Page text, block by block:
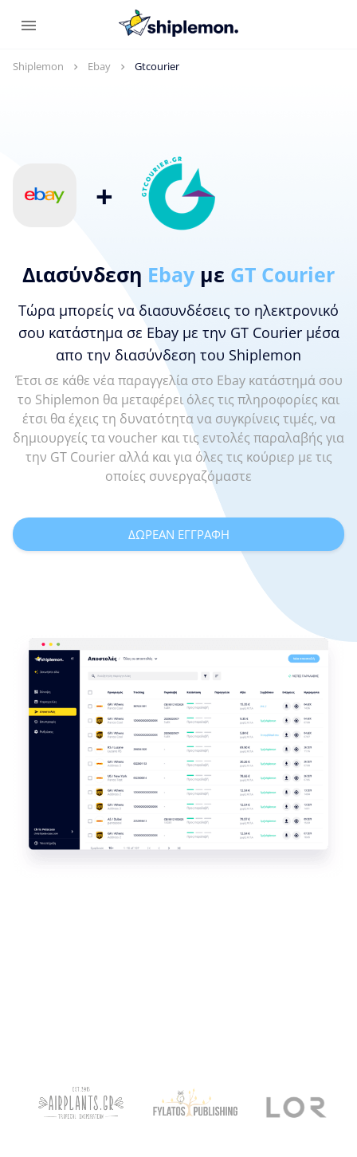
Shiplemon Ebay Gtcourier
+
Διασύνδεση Ebay με GT Courier
Τώρα μπορείς να διασυνδέσεις το ηλεκτρονικό
σου κατάστημα σε Ebay με την GT Courier μέσα
απο την διασύνδεση του Shiplemon
Έτσι σε κάθε νέα παραγγελία στο Ebay κατάστημά σου
το Shiplemon θα μεταφέρει όλες τις πληροφορίες και
έτσι θα έχεις τη δυνατότητα να συγκρίνεις τιμές, να
δημιουργείς τα voucher και τις εντολές παραλαβής για
την GT Courier αλλά και για όλες τις κούριερ με τις
οποίες συνεργαζόμαστε
ΔΩΡΕΑΝ ΕΓΓΡΑΦΗ